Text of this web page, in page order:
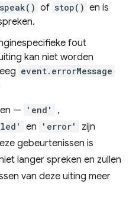
speak() of stop() en is
fout
kan niet worden
event.errorMessage
— 'end' ,
en 'error'
zijn
gebeurtenissen is
langer spreken en zullen
van deze uiting meer